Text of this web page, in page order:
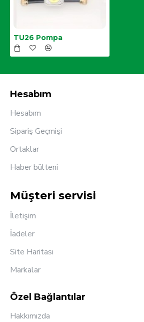
TU26 Pompa
Hesabım
Hesabım
Sipariş Geçmişi
Ortaklar
Haber bülteni
Müşteri servisi
İletişim
İadeler
Site Haritası
Markalar
Özel Bağlantılar
Hakkımızda